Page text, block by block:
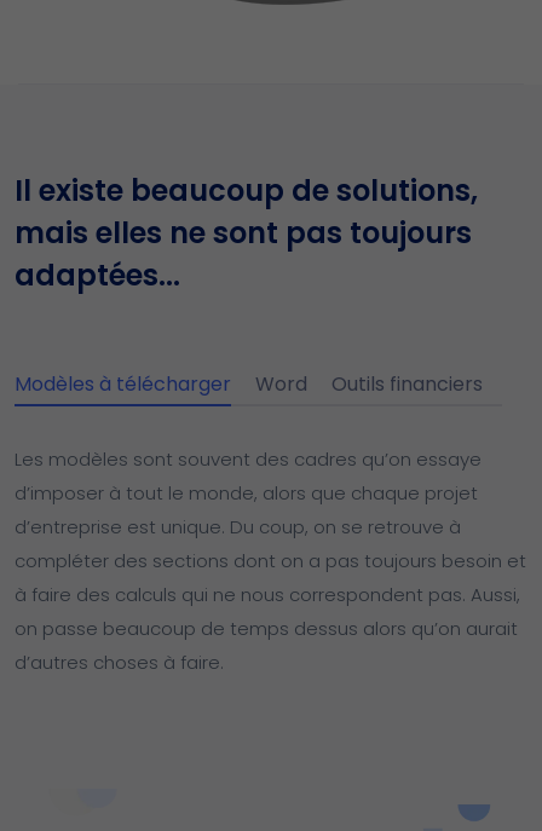
Il existe beaucoup de solutions,
mais elles ne sont pas toujours
adaptées...
Modèles à télécharger Word Outils financiers
Les modèles sont souvent des cadres qu’on essaye
d’imposer à tout le monde, alors que chaque projet
d’entreprise est unique. Du coup, on se retrouve à
compléter des sections dont on a pas toujours besoin et
à faire des calculs qui ne nous correspondent pas. Aussi,
on passe beaucoup de temps dessus alors qu’on aurait
d’autres choses à faire.